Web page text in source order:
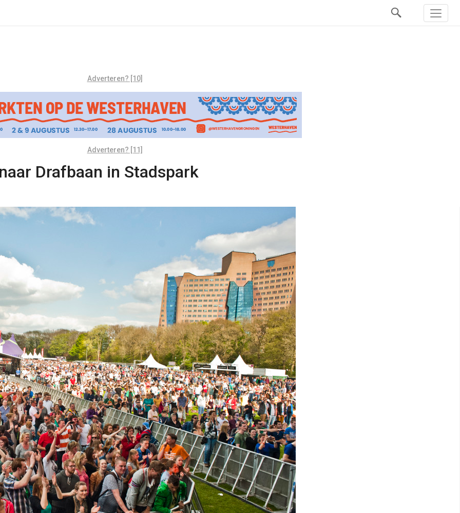
Adverteren? [10]
Adverteren? [11]
Drafbaan in Stadspark